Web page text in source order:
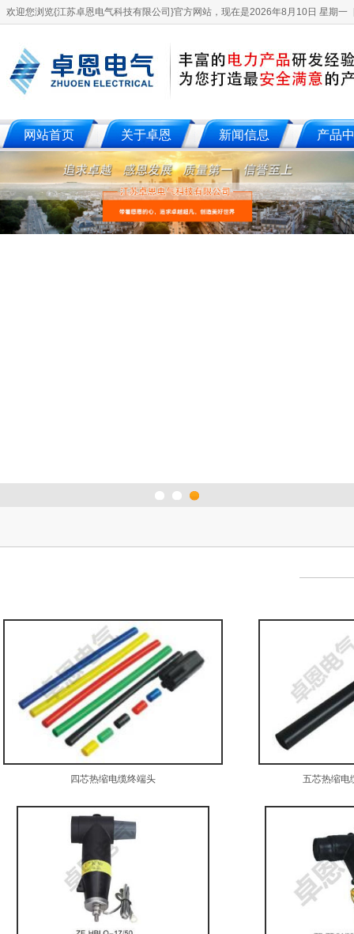
欢迎您浏览{江苏卓恩电气科技有限公司}官方网站，现在是2026年8月10日 星期一
网站首页 关于卓恩 新闻信息 产品
四芯热缩电缆终端头 五芯热缩电